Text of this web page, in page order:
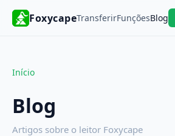
FoxycapeTransferirFunçõesBlog
Início
Blog
Artigos sobre o leitor Foxycape